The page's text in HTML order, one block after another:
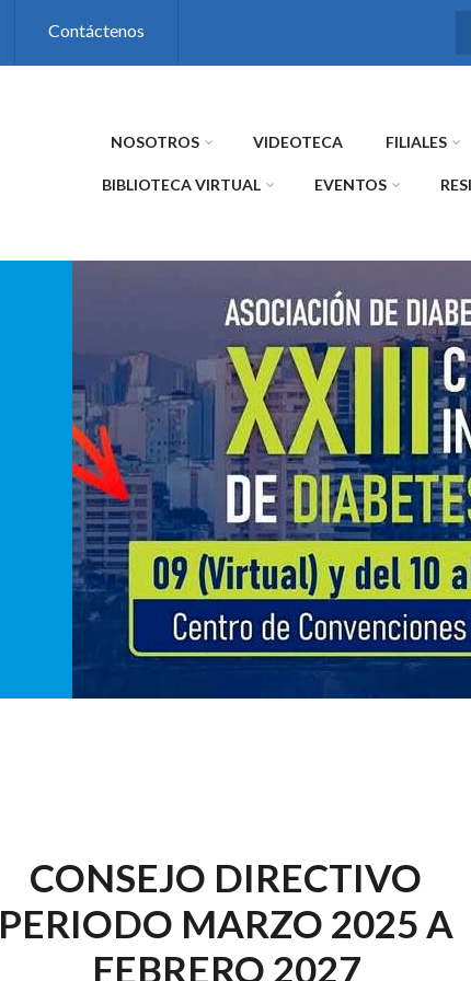
Contáctenos
NOSOTROS VIDEOTECA FILIALES
BIBLIOTECA VIRTUAL EVENTOS
CONSEJO DIRECTIVO
PERIODO MARZO 2025 A
FEBRERO 2027